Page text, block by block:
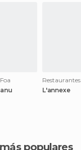
L'annexe
populares